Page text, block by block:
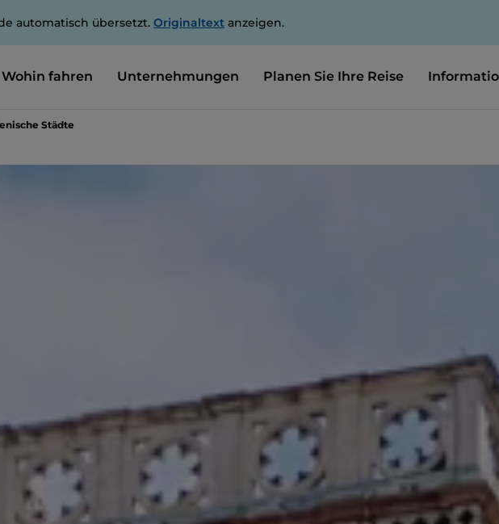
automatisch übersetzt. Originaltext anzeigen.
Wohin fahren Unternehmungen Planen Sie Ihre Reise
Städte